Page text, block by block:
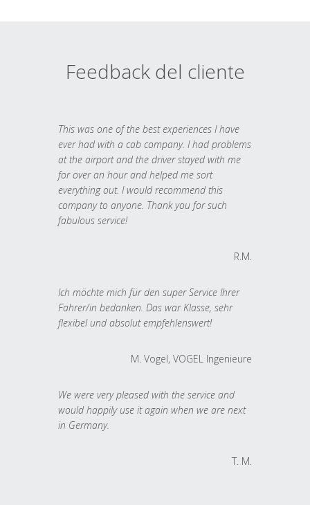
Feedback del cliente
This was one of the best experiences I have
ever had with a cab company. I had problems
at the airport and the driver stayed with me
for over an hour and helped me sort
everything out. I would recommend this
company to anyone. Thank you for such
fabulous service!
R.M.
Ich möchte mich für den super Service Ihrer
Fahrer/in bedanken. Das war Klasse, sehr
flexibel und absolut empfehlenswert!
M. Vogel, VOGEL Ingenieure
We were very pleased with the service and
would happily use it again when we are next
in Germany.
T. M.